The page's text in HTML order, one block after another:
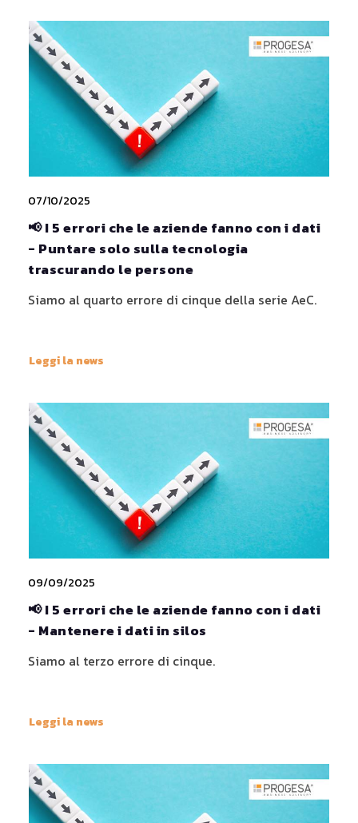
07/10/2025
📢 I 5 errori che le aziende fanno con i dati
- Puntare solo sulla tecnologia
trascurando le persone
Siamo al quarto errore di cinque della serie AeC.
Leggi la news
09/09/2025
📢 I 5 errori che le aziende fanno con i dati
- Mantenere i dati in silos
Siamo al terzo errore di cinque.
Leggi la news